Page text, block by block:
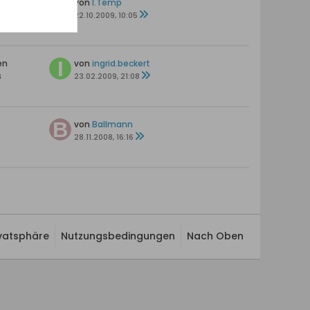
von I.Temp
22.10.2009, 10:05
von ingrid.beckert
23.02.2009, 21:08
von Ballmann
28.11.2008, 16:16
Nutzungsbedingungen Nach Oben